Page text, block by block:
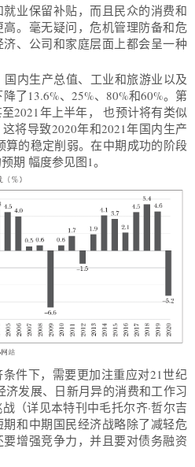
业保留补贴，而且民众的消费和
。毫无疑问，危机管理防备和危
、公司和家庭层面上都会呈一种
国内生产总值、工业和旅游业以及
了13.6%、25%、80%和60%。第
2021年上半年， 也预计将有类似
将导致2020年和2021年国内生产
算的稳定削弱。在中期成功的阶段
期 幅度参见图1。
件下，需要更加注重应对21世纪
济发展、日新月异的消费和工作习
（详见本特刊中毛托尔齐·哲尔吉
和中期国民经济战略除了减轻危
增强竞争力，并且要对债务融资